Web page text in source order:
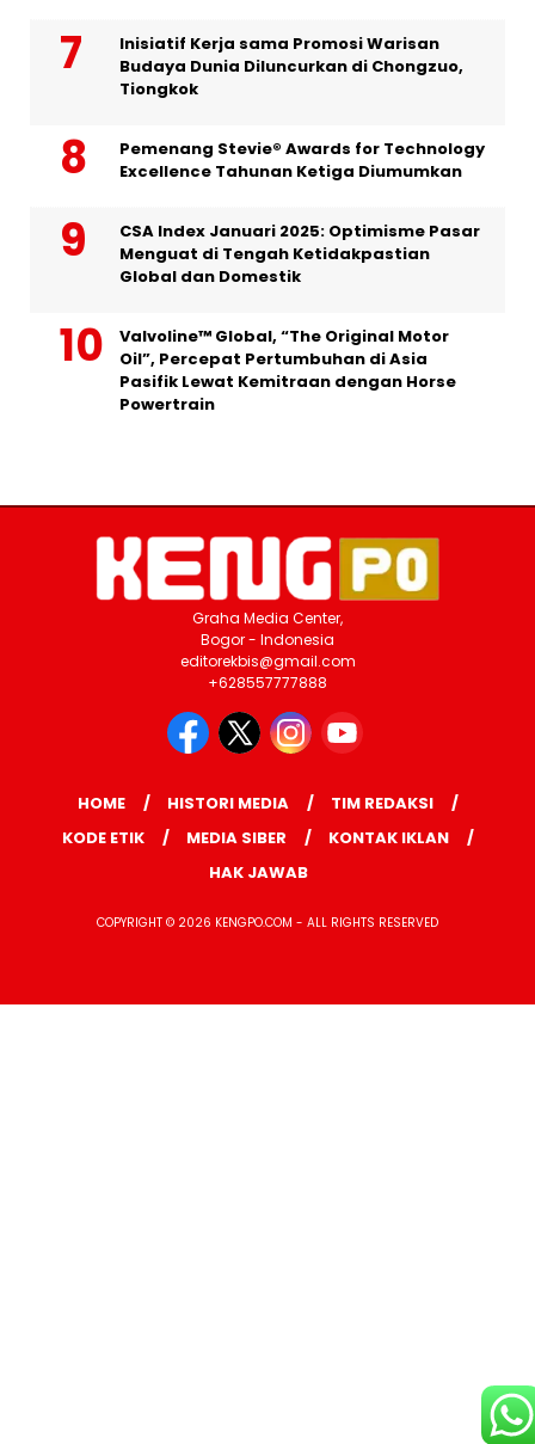
Inisiatif Kerja sama Promosi Warisan
Budaya Dunia Diluncurkan di Chongzuo,
Tiongkok
Pemenang Stevie® Awards for Technology
Excellence Tahunan Ketiga Diumumkan
CSA Index Januari 2025: Optimisme Pasar
Menguat di Tengah Ketidakpastian
Global dan Domestik
Valvoline™ Global, “The Original Motor
Oil”, Percepat Pertumbuhan di Asia
Pasifik Lewat Kemitraan dengan Horse
Powertrain
Graha Media Center,
Bogor - Indonesia
editorekbis@gmail.com
+628557777888
HOME HISTORI MEDIA
TIM REDAKSI
KODE ETIK
MEDIA SIBER
KONTAK IKLAN
HAK JAWAB
COPYRIGHT © 2026 KENGPO.COM - ALL RIGHTS RESERVED